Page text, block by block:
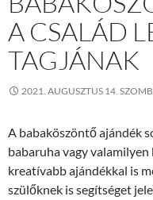
A CSALÁD
TAGJÁNAK
2021. AUGUSZTUS 14.
A babaköszöntő ajándék
babaruha vagy
kreatívabb ajándékkal is
szülőknek is segítséget